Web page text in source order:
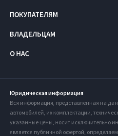
ПОКУПАТЕЛЯМ
ВЛАДЕЛЬЦАМ
О НАС
Юридическая информация
Вся информация, представленная на
автомобилей, их комплектации,
указанные цены, носит исключительно
является публичной офертой,